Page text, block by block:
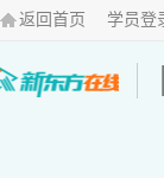
返回首页 学员登